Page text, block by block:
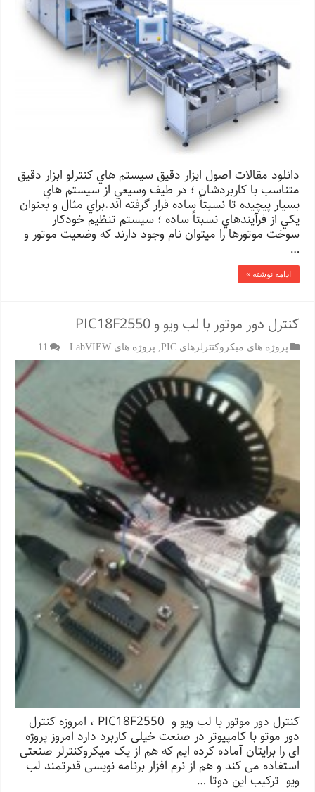
دانلود مقالات اصول ابزار دقیق سيستم هاي كنترلو ابزار دقيق
متناسب با كاربردشان ؛ در طيف وسيعي از سيستم هاي
بسيار پيچيده تا نسبتاً ساده قرار گرفته اند.براي مثال و بعنوان
يكي از فرآيندهاي نسبتاً ساده ؛ سيستم تنظيم خودكار
سوخت موتورها را ميتوان نام وجود دارند كه وضعيت موتور و
…
ادامه نوشته »
کنترل دور موتور با لب ویو و PIC18F2550
پروژه های میکروکنترلرهای PIC , پروژه های LabVIEW 11
کنترل دور موتور با لب ویو و PIC18F2550 ، امروزه کنترل
دور موتو با کامپیوتر در صنعت خیلی کاربرد دارد امروز پروژه
ای را برایتان آماده کرده ایم که هم از یک میکروکنترلر صنعتی
استفاده می کند و هم از نرم افزار برنامه نویسی قدرتمند لب
ویو ترکیب این دوتا …